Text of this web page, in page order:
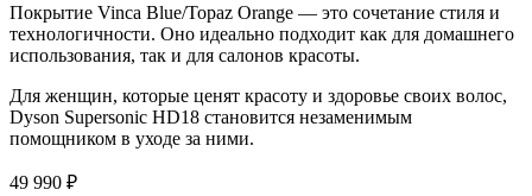
Покрытие Vinca Blue/Topaz Orange — это сочетание стиля и
технологичности. Оно идеально подходит как для домашнего
использования, так и для салонов красоты.
Для женщин, которые ценят красоту и здоровье своих волос,
Dyson Supersonic HD18 становится незаменимым
помощником в уходе за ними.
49 990 ₽